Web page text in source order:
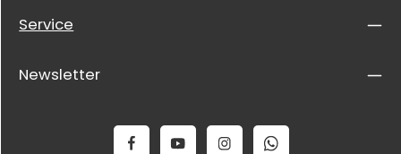
Service
Newsletter